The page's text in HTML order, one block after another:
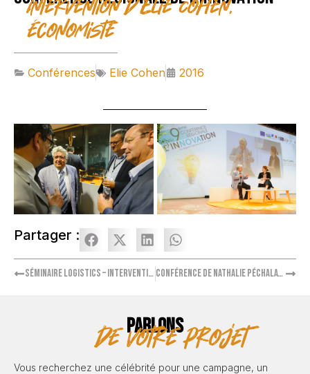
Intervention d'Elie Cohen,
économiste
Conférences Elie Cohen 2016
Partager :
Séminaire Logistics – Intervention de Bernard Laporte Conférence de Nathalie Péchalat au Stade de France
PARLONS
de votre projet
Vous recherchez une célébrité pour une campagne, un